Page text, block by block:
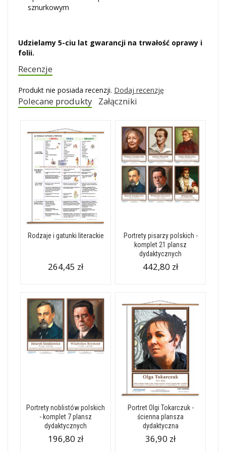
sznurkowym
Udzielamy 5-ciu lat gwarancji na trwałość oprawy i
folii.
Recenzje
Produkt nie posiada recenzji. Dodaj recenzję
Polecane produkty Załączniki
Rodzaje i gatunki literackie
264,45 zł
Portrety pisarzy polskich -
komplet 21 plansz
dydaktycznych
442,80 zł
Portrety noblistów polskich
- komplet 7 plansz
dydaktycznych
196,80 zł
Portret Olgi Tokarczuk -
ścienna plansza
dydaktyczna
36,90 zł